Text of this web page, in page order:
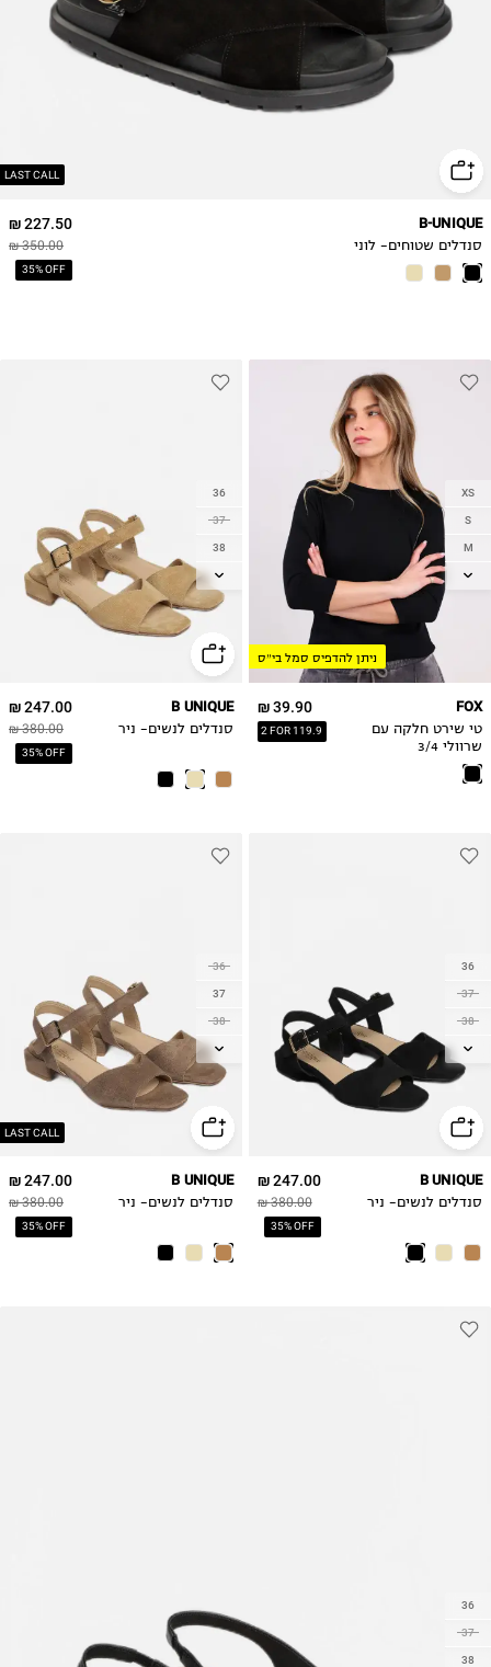
LAST CALL
227.50 ₪
350.00 ₪
35% OFF
B-UNIQUE
סנדלים שטוחים- לוני
ניתן להדפיס סמל בי״ס
XS
S
M
L
39.90 ₪
2 FOR 119.9
FOX
טי שירט חלקה עם
שרוולי 3/4
36
37
38
39
40
42
247.00 ₪
380.00 ₪
35% OFF
B UNIQUE
סנדלים לנשים- ניר
36
37
38
39
40
42
247.00 ₪
380.00 ₪
35% OFF
B UNIQUE
סנדלים לנשים- ניר
LAST CALL
36
37
38
39
40
42
247.00 ₪
380.00 ₪
35% OFF
B UNIQUE
סנדלים לנשים- ניר
36
37
38